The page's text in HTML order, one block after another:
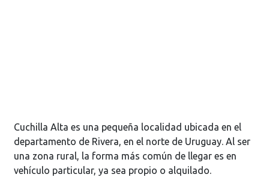
Cuchilla Alta es una pequeña localidad ubicada en el
departamento de Rivera, en el norte de Uruguay. Al ser
una zona rural, la forma más común de llegar es en
vehículo particular, ya sea propio o alquilado.